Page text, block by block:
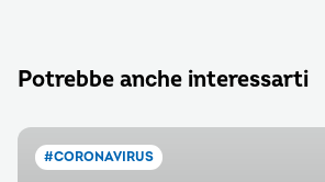
Potrebbe anche interessarti
#CORONAVIRUS